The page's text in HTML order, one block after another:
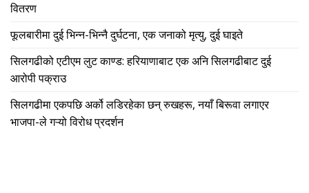
वितरण
फूलबारीमा दुई भिन्न-भिन्नै दुर्घटना, एक जनाको मृत्यु, दुई घाइते
सिलगढीको एटीएम लुट काण्ड: हरियाणाबाट एक अनि सिलगढीबाट दुई
आरोपी पक्राउ
सिलगढीमा एकपछि अर्को लडिरहेका छन् रुखहरू, नयाँ बिरूवा लगाएर
भाजपा-ले गऱ्यो विरोध प्रदर्शन